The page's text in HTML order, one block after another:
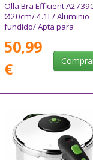
Olla Bra Efficient
Ø20cm/ 4.1L/ Aluminio
fundido/ Apta para
50,99
€